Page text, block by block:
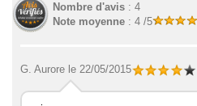
Nombre d'avis : 4
Note moyenne : 4 /5
G. Aurore le 22/05/2015